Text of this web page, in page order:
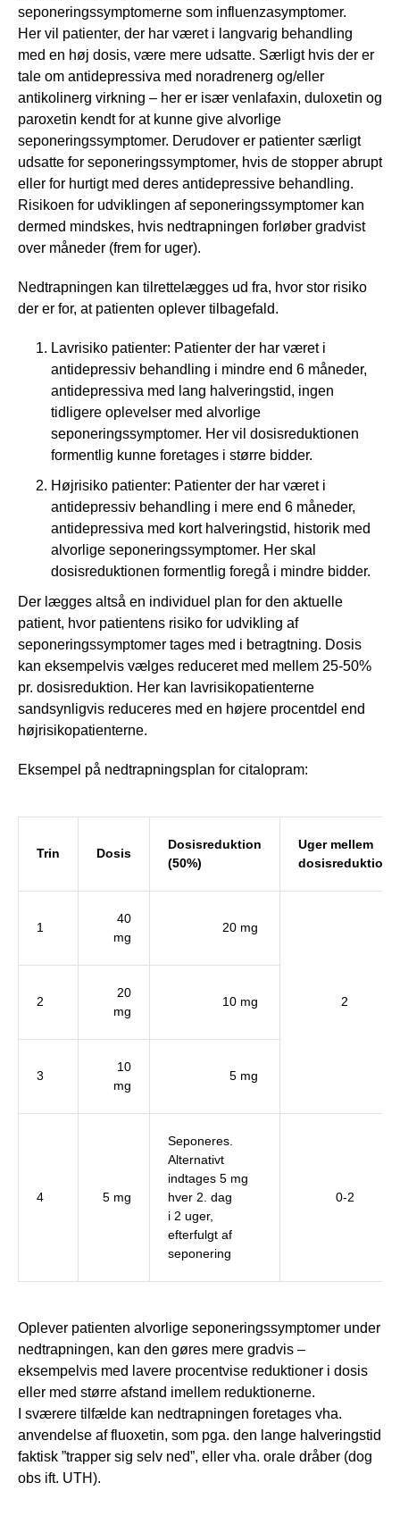
seponeringssymptomerne som influenzasymptomer.
Her vil patienter, der har været i langvarig behandling
med en høj dosis, være mere udsatte. Særligt hvis der er
tale om antidepressiva med noradrenerg og/eller
antikolinerg virkning – her er især venlafaxin, duloxetin og
paroxetin kendt for at kunne give alvorlige
seponeringssymptomer. Derudover er patienter særligt
udsatte for seponeringssymptomer, hvis de stopper abrupt
eller for hurtigt med deres antidepressive behandling.
Risikoen for udviklingen af seponeringssymptomer kan
dermed mindskes, hvis nedtrapningen forløber gradvist
over måneder (frem for uger).
Nedtrapningen kan tilrettelægges ud fra, hvor stor risiko
der er for, at patienten oplever tilbagefald.
Lavrisiko patienter: Patienter der har været i
antidepressiv behandling i mindre end 6 måneder,
antidepressiva med lang halveringstid, ingen
tidligere oplevelser med alvorlige
seponeringssymptomer. Her vil dosisreduktionen
formentlig kunne foretages i større bidder.
Højrisiko patienter: Patienter der har været i
antidepressiv behandling i mere end 6 måneder,
antidepressiva med kort halveringstid, historik med
alvorlige seponeringssymptomer. Her skal
dosisreduktionen formentlig foregå i mindre bidder.
Der lægges altså en individuel plan for den aktuelle
patient, hvor patientens risiko for udvikling af
seponeringssymptomer tages med i betragtning. Dosis
kan eksempelvis vælges reduceret med mellem 25-50%
pr. dosisreduktion. Her kan lavrisikopatienterne
sandsynligvis reduceres med en højere procentdel end
højrisikopatienterne.
Eksempel på nedtrapningsplan for citalopram:
Trin Dosis
Dosisreduktion
(50%)
Uger mellem
dosisreduktion
1
40
mg
20 mg
2
2
20
mg
10 mg
3
10
mg
5 mg
4 5 mg
Seponeres.
Alternativt
indtages 5 mg
hver 2. dag
i 2 uger,
efterfulgt af
seponering
0-2
Oplever patienten alvorlige seponeringssymptomer under
nedtrapningen, kan den gøres mere gradvis –
eksempelvis med lavere procentvise reduktioner i dosis
eller med større afstand imellem reduktionerne.
I sværere tilfælde kan nedtrapningen foretages vha.
anvendelse af fluoxetin, som pga. den lange halveringstid
faktisk ”trapper sig selv ned”, eller vha. orale dråber (dog
obs ift. UTH).